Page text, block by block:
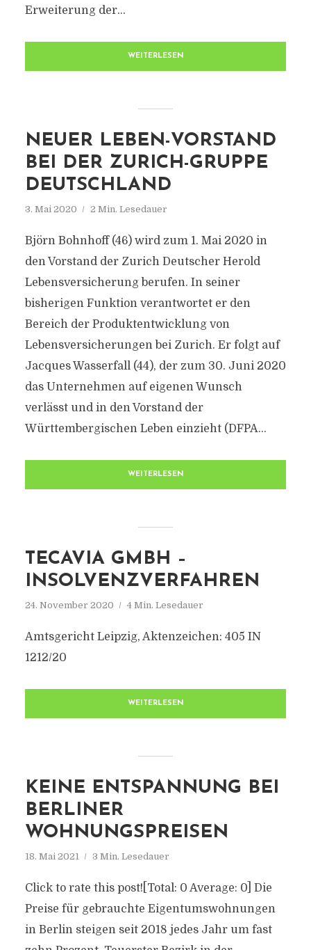
Erweiterung der...
WEITERLESEN
NEUER LEBEN-VORSTAND
BEI DER ZURICH-GRUPPE
DEUTSCHLAND
3. Mai 2020 2 Min. Lesedauer
Björn Bohnhoff (46) wird zum 1. Mai 2020 in
den Vorstand der Zurich Deutscher Herold
Lebensversicherung berufen. In seiner
bisherigen Funktion verantwortet er den
Bereich der Produktentwicklung von
Lebensversicherungen bei Zurich. Er folgt auf
Jacques Wasserfall (44), der zum 30. Juni 2020
das Unternehmen auf eigenen Wunsch
verlässt und in den Vorstand der
Württembergischen Leben einzieht (DFPA...
WEITERLESEN
TECAVIA GMBH –
INSOLVENZVERFAHREN
24. November 2020 4 Min. Lesedauer
Amtsgericht Leipzig, Aktenzeichen: 405 IN
1212/20
WEITERLESEN
KEINE ENTSPANNUNG BEI
BERLINER
WOHNUNGSPREISEN
18. Mai 2021 3 Min. Lesedauer
Click to rate this post![Total: 0 Average: 0] Die
Preise für gebrauchte Eigentumswohnungen
in Berlin steigen seit 2018 jedes Jahr um fast